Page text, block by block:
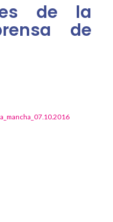
de la
de